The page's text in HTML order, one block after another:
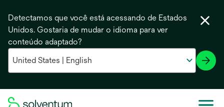
Detectamos que você está acessando de Estados
Unidos. Gostaria de mudar o idioma para ver
conteúdo adaptado?